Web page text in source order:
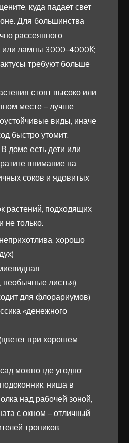
куда падает свет
Для большинства
рассеянного
или лампы 3000-4000К;
требуют больше
стоят высоко или
месте – лучше
виды, иначе
быстро утомит.
доме есть дети или
внимание на
соков и ядовитых
растений, подходящих
только:
хорошо
листья)
для флорариумов)
«денежного
при хорошем
можно где угодно:
ниша в
над рабочей зоной,
с окном – отличный
тропиков.